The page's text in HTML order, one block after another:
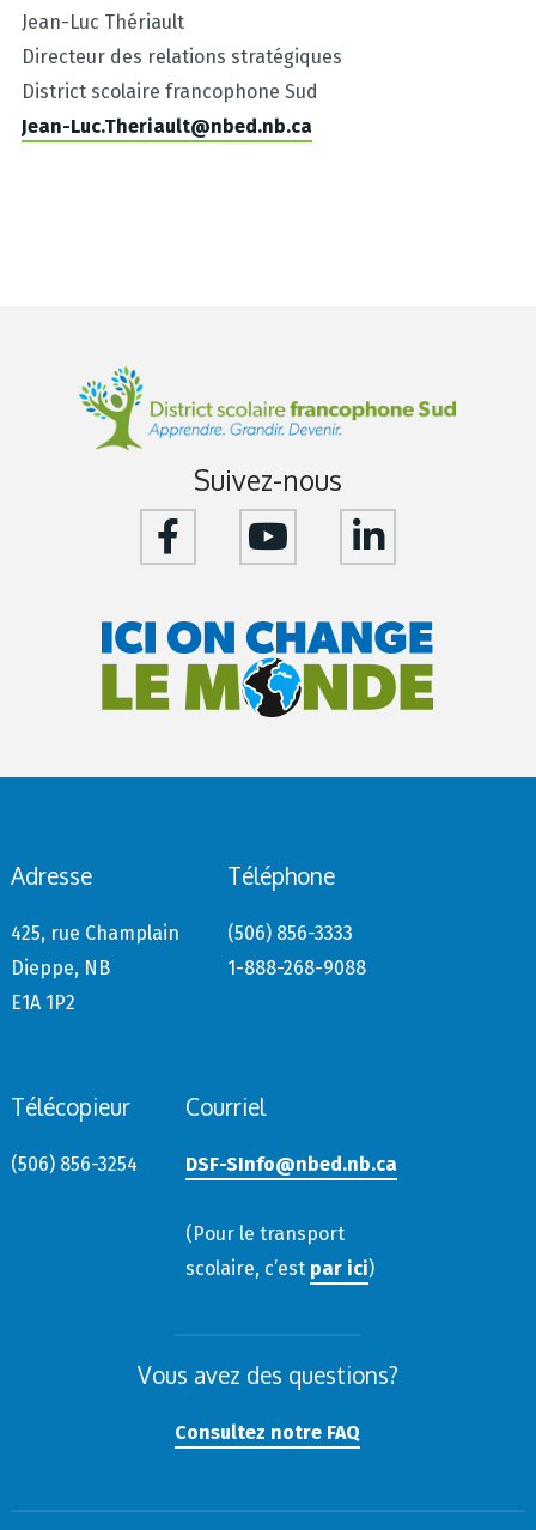
Jean-Luc Thériault
Directeur des relations stratégiques
District scolaire francophone Sud
Jean-Luc.Theriault@nbed.nb.ca
Suivez-nous
Adresse
425, rue Champlain
Dieppe, NB
E1A 1P2
Téléphone
(506) 856-3333
1-888-268-9088
Télécopieur
(506) 856-3254
Courriel
DSF-SInfo@nbed.nb.ca
(Pour le transport
scolaire, c’est par ici)
Vous avez des questions?
Consultez notre FAQ